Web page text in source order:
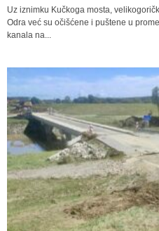
Uz iznimku Kučkoga mosta,
Odra već su očišćene i puštene u
kanala na...